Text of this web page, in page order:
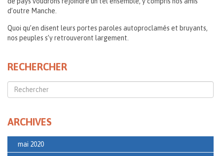
d’outre Manche.
Quoi qu’en disent leurs portes paroles autoproclamés et bruyants,
nos peuples s’y retrouveront largement.
RECHERCHER
ARCHIVES
mai 2020